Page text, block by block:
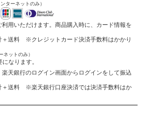
ンターネットのみ）
用いただけます。商品購入時に、カード情報を
送料 ※クレジットカード決済手数料はかかり
ネットのみ）
なります。
天銀行のログイン画面からログインをして振込
＋送料 ※楽天銀行口座決済では決済手数料はか